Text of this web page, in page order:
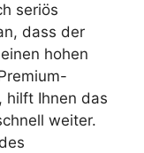
seriös
dass der
hohen
hilft Ihnen das
weiter.